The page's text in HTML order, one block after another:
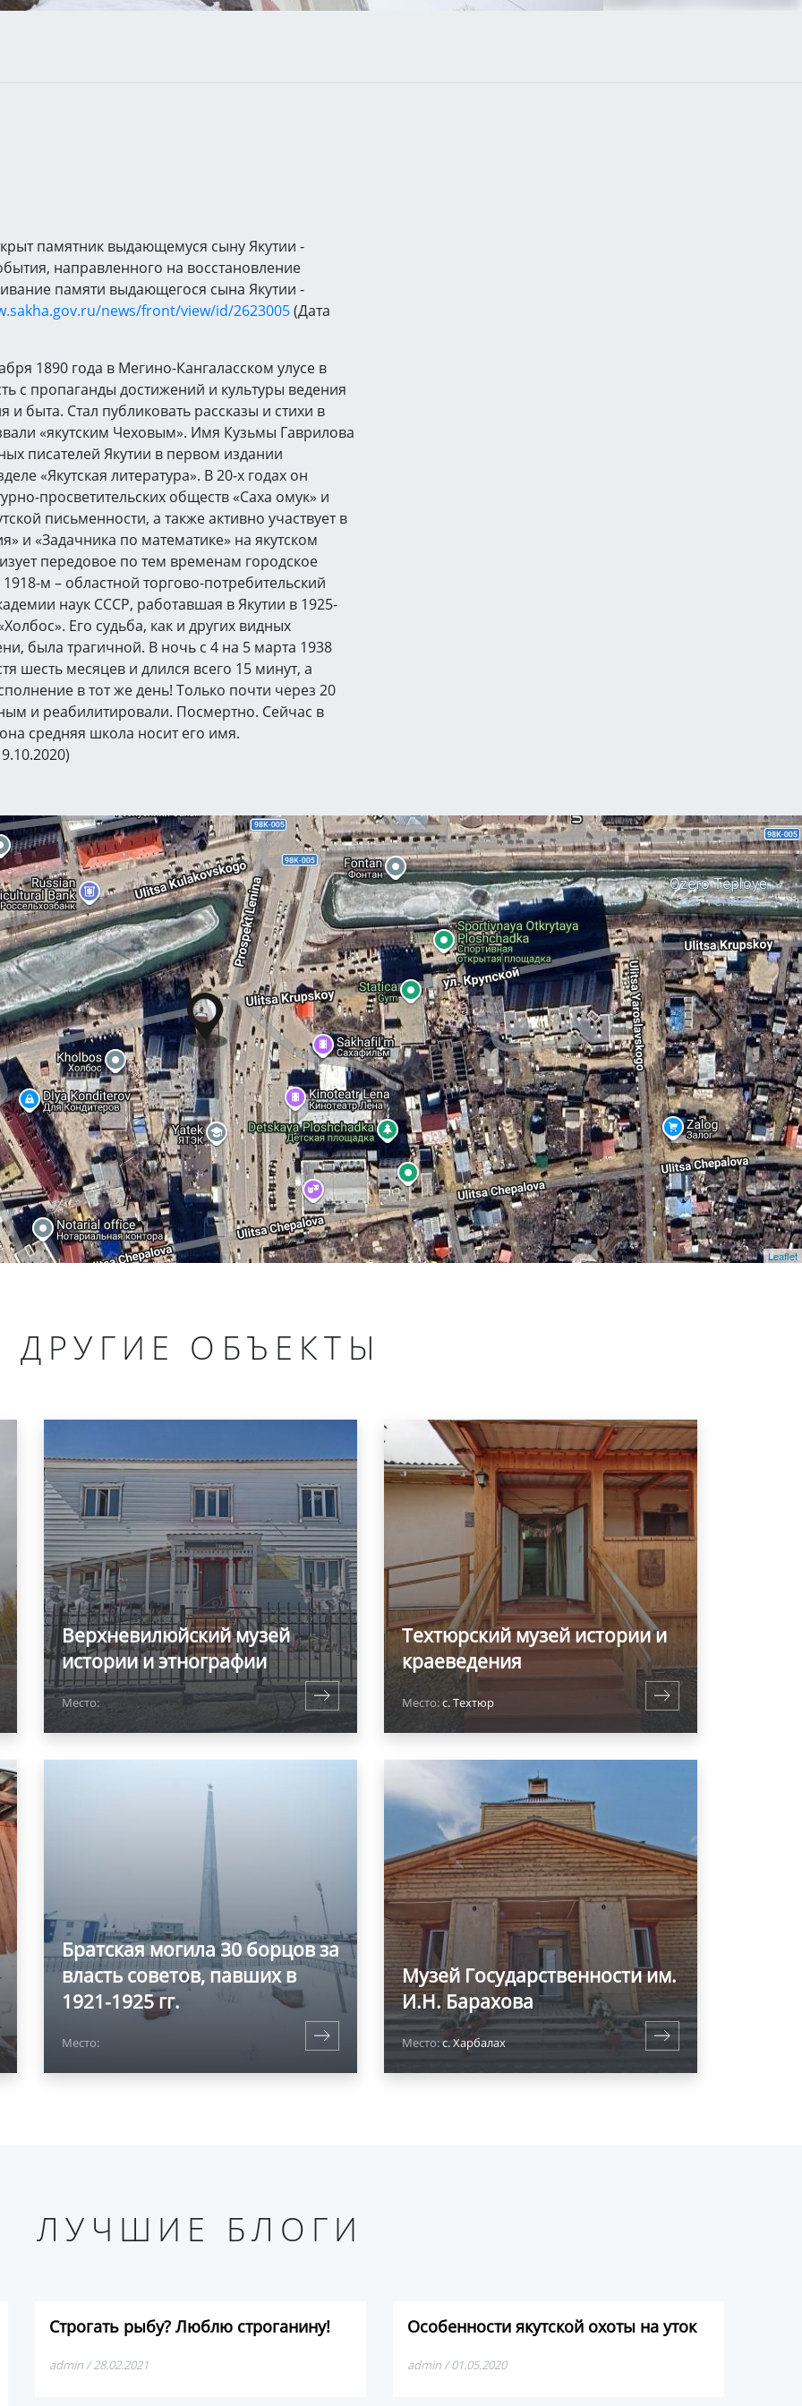
памятник выдающемуся сыну Якутии -
направленного на восстановление
памяти выдающегося сына Якутии -
news/front/view/id/2623005(Дата
1890 года в Мегино-Кангаласском улусе в
с пропаганды достижений и культуры ведения
быта. Стал публиковать рассказы и стихи в
«якутским Чеховым». Имя Кузьмы Гаврилова
писателей Якутии в первом издании
«Якутская литература». В 20-х годах он
просветительских обществ «Саха омук» и
письменности, а также активно участвует в
и «Задачника по математике» на якутском
передовое по тем временам городское
м – областной торгово-потребительский
наук СССР, работавшая в Якутии в 1925-
Его судьба, как и других видных
была трагичной. В ночь с 4 на 5 марта 1938
шесть месяцев и длился всего 15 минут, а
в тот же день! Только почти через 20
и реабилитировали. Посмертно. Сейчас в
средняя школа носит его имя.
Leaflet
ДРУГИЕ ОБЪЕКТЫ
Верхневилюйский музей
истории и этнографии
Место:
Техтюрский музей истории и
краеведения
Место:с. Техтюр
Братская могила 30 борцов за
власть советов, павших в
1921-1925 гг.
Место:
Музей Государственности им.
И.Н. Барахова
Место:с. Харбалах
ЛУЧШИЕ БЛОГИ
Строгать рыбу? Люблю строганину!
admin / 28.02.2021
Особенности якутской охоты на уток
admin / 01.05.2020